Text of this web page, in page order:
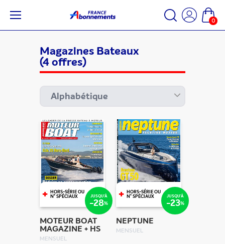
0
Magazines Bateaux
(4 offres)
+ HORS-SÉRIE OU
N° SPÉCIAUX JUSQU'À
-28%
MOTEUR BOAT
MAGAZINE + HS
MENSUEL
+ HORS-SÉRIE OU
N° SPÉCIAUX JUSQU'À
-23%
NEPTUNE
MENSUEL